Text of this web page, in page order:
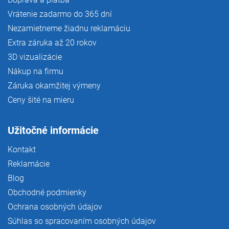
Vrátenie zadarmo do 365 dní
Nezamietneme žiadnu reklamáciu
Extra záruka až 20 rokov
3D vizualizácie
Nákup na firmu
Záruka okamžitej výmeny
Ceny šité na mieru
Užitočné informácie
Kontakt
Reklamácie
Blog
Obchodné podmienky
Ochrana osobných údajov
Súhlas so spracovaním osobných údajov